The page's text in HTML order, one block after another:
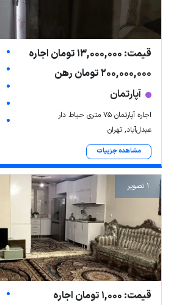
قیمت: 13,000,000 تومان اجاره
200,000,000 تومان رهن
آپارتمان
اجاره آپارتمان ۷۵ متری حیاط دار
عبدل‌آباد, تهران
مشاهده جزییات
1 تصویر
قیمت: 1,000 تومان اجاره